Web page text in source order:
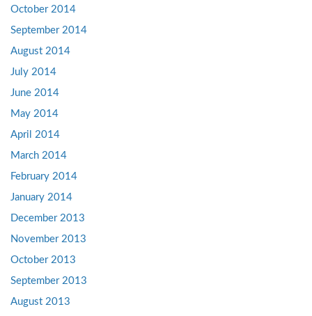
October 2014
September 2014
August 2014
July 2014
June 2014
May 2014
April 2014
March 2014
February 2014
January 2014
December 2013
November 2013
October 2013
September 2013
August 2013